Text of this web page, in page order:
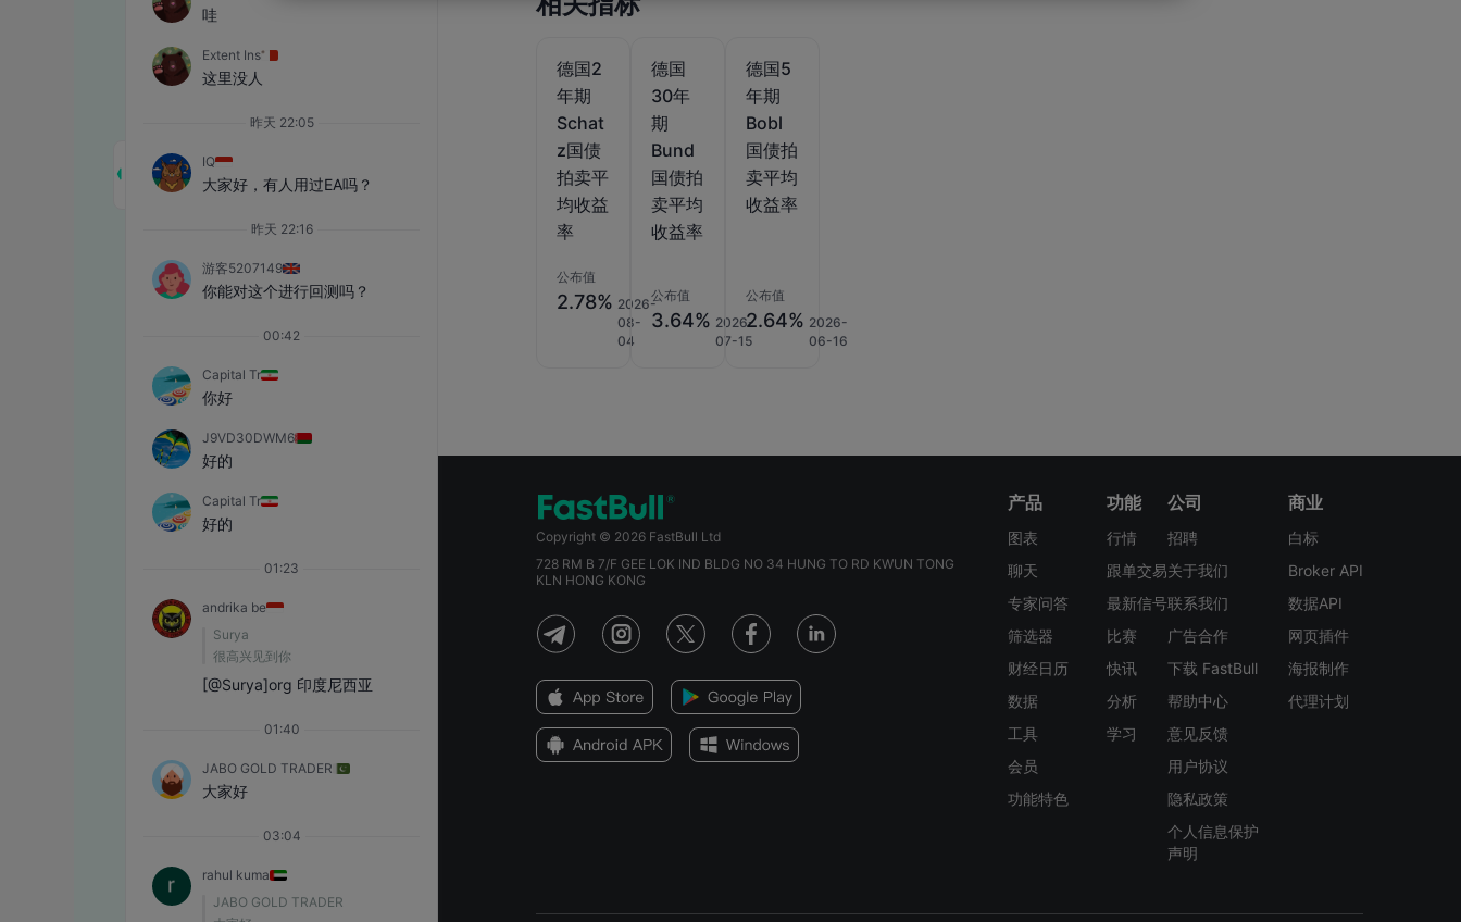
德国2
年期
Schat
z国债
拍卖平
均收益
率
公布值
2.78% 2026-
08-
04
德国
30年
期
Bund
国债拍
卖平均
收益率
公布值
3.64% 2026-
07-15
德国5
年期
Bobl
国债拍
卖平均
收益率
公布值
2.64% 2026-
06-16
Copyright © 2026 FastBull Ltd
728 RM B 7/F GEE LOK IND BLDG NO 34 HUNG TO RD KWUN TONG
KLN HONG KONG
产品
图表
聊天
专家问答
筛选器
财经日历
数据
工具
会员
功能特色
功能
行情
跟单交易
最新信号
比赛
快讯
分析
学习
公司
招聘
关于我们
联系我们
广告合作
下载 FastBull
帮助中心
意见反馈
用户协议
隐私政策
个人信息保护
声明
商业
白标
Broker API
数据API
网页插件
海报制作
代理计划